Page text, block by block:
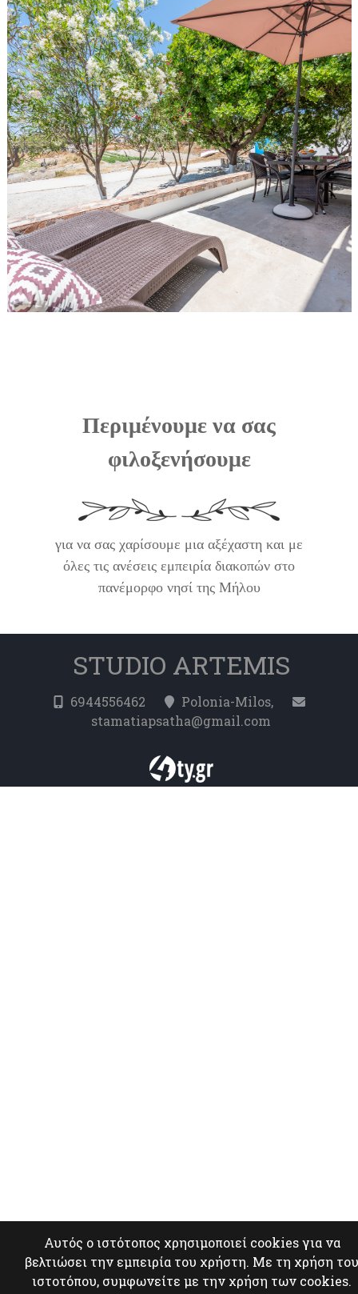
Περιμένουμε να σας
φιλοξενήσουμε
για να σας χαρίσουμε μια αξέχαστη και με
όλες τις ανέσεις εμπειρία διακοπών στο
πανέμορφο νησί της Μήλου
STUDIO ARTEMIS
6944556462
Polonia-Milos,
stamatiapsatha@gmail.com
Αυτός ο ιστότοπος χρησιμοποιεί cookies για να
βελτιώσει την εμπειρία του χρήστη. Με τη χρήση του
ιστοτόπου, συμφωνείτε με την χρήση των cookies.